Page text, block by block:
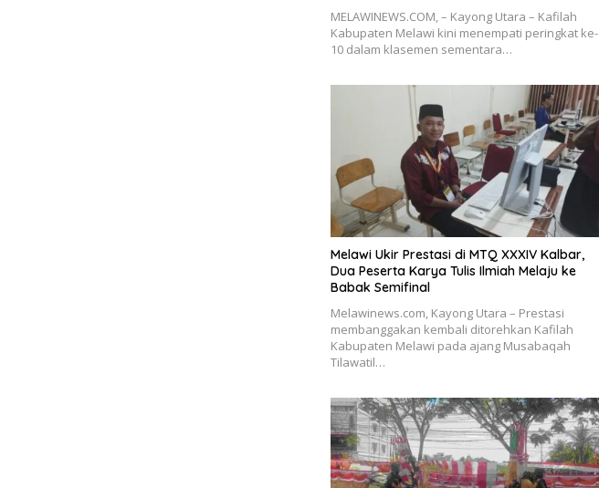
MELAWINEWS.COM, – Kayong Utara – Kafilah
Kabupaten Melawi kini menempati peringkat ke-
10 dalam klasemen sementara…
Melawi Ukir Prestasi di MTQ XXXIV Kalbar,
Dua Peserta Karya Tulis Ilmiah Melaju ke
Babak Semifinal
Melawinews.com, Kayong Utara – Prestasi
membanggakan kembali ditorehkan Kafilah
Kabupaten Melawi pada ajang Musabaqah
Tilawatil…